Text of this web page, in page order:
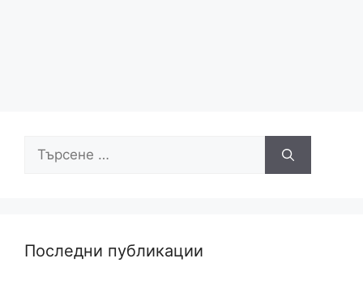
Търсене
Последни публикации